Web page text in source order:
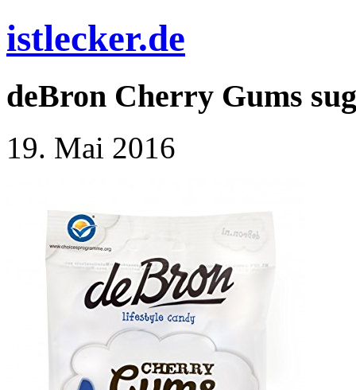
istlecker.de
deBron Cherry Gums
19. Mai 2016